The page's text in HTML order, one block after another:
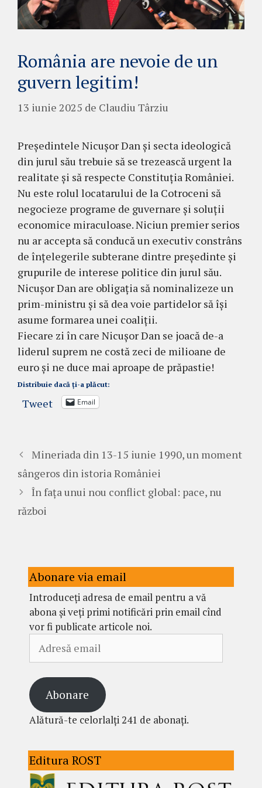
România are nevoie de un
guvern legitim!
13 iunie 2025 de Claudiu Târziu
Președintele Nicușor Dan și secta ideologică
din jurul său trebuie să se trezească urgent la
realitate și să respecte Constituția României.
Nu este rolul locatarului de la Cotroceni să
negocieze programe de guvernare și soluții
economice miraculoase. Niciun premier serios
nu ar accepta să conducă un executiv constrâns
de înțelegerile subterane dintre președinte și
grupurile de interese politice din jurul său.
Nicușor Dan are obligația să nominalizeze un
prim-ministru și să dea voie partidelor să își
asume formarea unei coaliții.
Fiecare zi în care Nicușor Dan se joacă de-a
liderul suprem ne costă zeci de milioane de
euro și ne duce mai aproape de prăpastie!
Distribuie dacă ți-a plăcut:
Tweet Email
Mineriada din 13-15 iunie 1990, un moment
sângeros din istoria României
În fața unui nou conflict global: pace, nu
război
Abonare via email
Introduceți adresa de email pentru a vă
abona și veți primi notificări prin email cînd
vor fi publicate articole noi.
email
Abonare
Alătură-te celorlalți 241 de abonați.
Editura ROST